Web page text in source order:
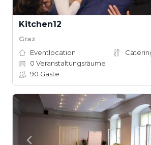
Kitchen12
Graz
Eventlocation
0 Veranstaltungsräume
90 Gäste